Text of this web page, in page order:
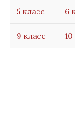
5 класс 6
9 класс